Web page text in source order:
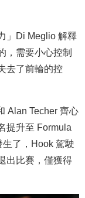
」Di Meglio 解釋
，需要小心控制
去了前輪的控
Alan Techer 齊心
提升至 Formula
了，Hook 駕駛
出比賽，僅獲得